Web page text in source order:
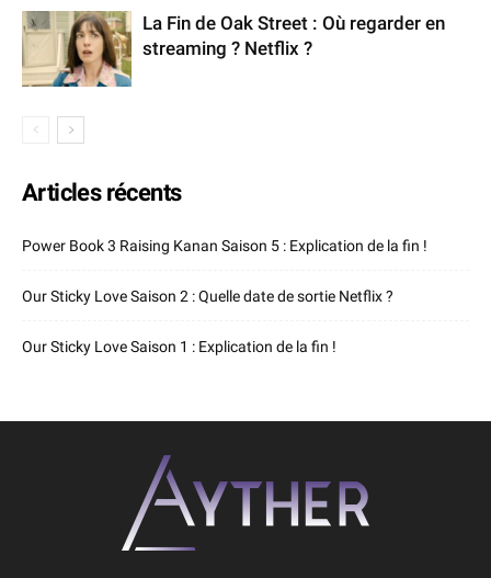
La Fin de Oak Street : Où regarder en
streaming ? Netflix ?
Articles récents
Power Book 3 Raising Kanan Saison 5 : Explication de la fin !
Our Sticky Love Saison 2 : Quelle date de sortie Netflix ?
Our Sticky Love Saison 1 : Explication de la fin !